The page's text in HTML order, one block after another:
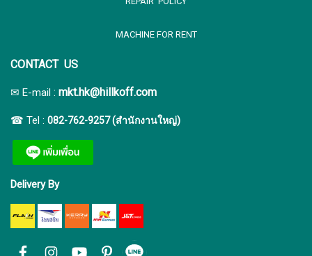
MACHINE FOR RENT
CONTACT US
✉ E-mail : mkt.hk@hillkoff.com
☎ Tel : 082-762-9257 (สำนักงานใหญ่)
Delivery By